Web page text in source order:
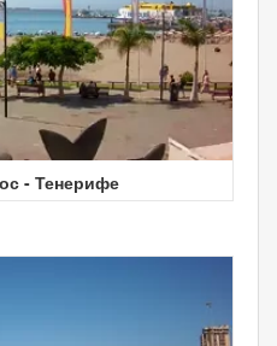
- Тенерифе